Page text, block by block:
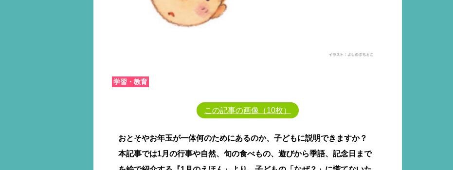
学習・教育
この記事の画像（10枚）
おとそやお年玉が一体何のためにあるのか、子どもに説明できますか？
本記事では1月の行事や自然、旬の食べもの、遊びから季語、記念日まで